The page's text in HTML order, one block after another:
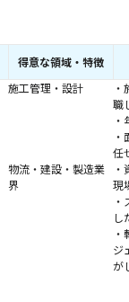
得意な領域・特徴
施工管理・設計
職
任
物流・建設・製造業
界
現
し
ジ
が